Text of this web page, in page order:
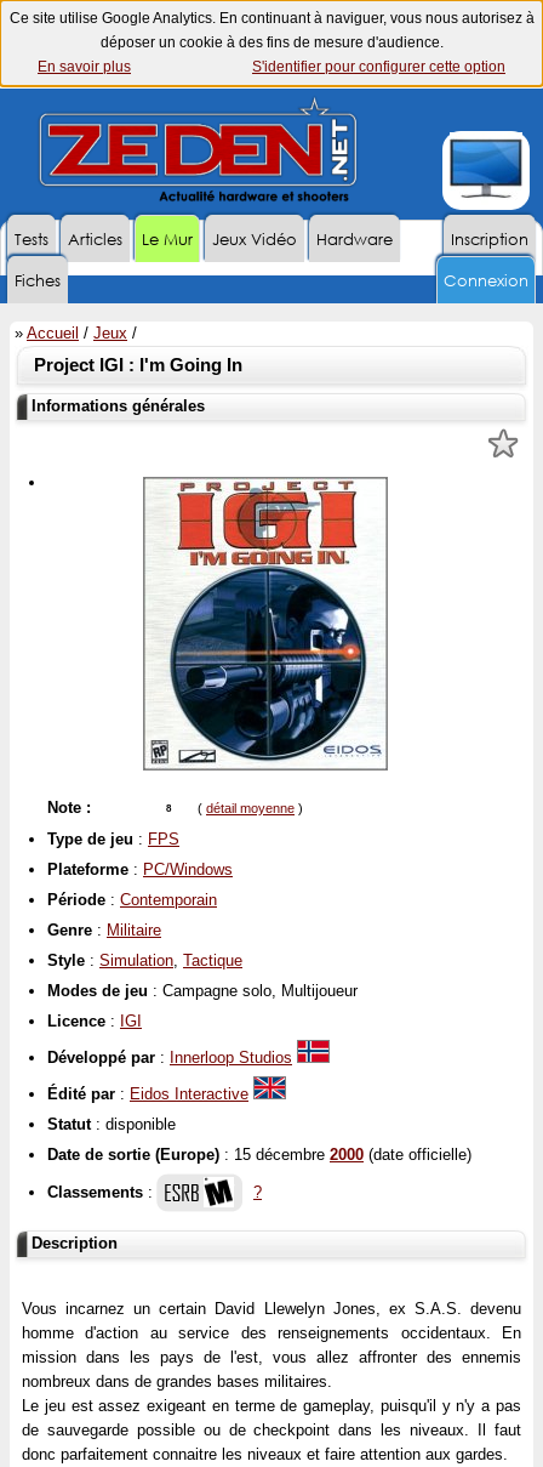
Ce site utilise Google Analytics. En continuant à naviguer, vous nous autorisez à
déposer un cookie à des fins de mesure d'audience.
En savoir plus
S'identifier pour configurer cette option
Inscription
Tests Articles Le Mur Jeux Vidéo
Hardware
Fiches
Connexion
» Accueil / Jeux /
Project IGI : I'm Going In
Informations générales
Note : 8 ( détail moyenne )
Type de jeu : FPS
Plateforme : PC/Windows
Période : Contemporain
Genre : Militaire
Style : Simulation, Tactique
Modes de jeu : Campagne solo, Multijoueur
Licence : IGI
Développé par : Innerloop Studios
Édité par : Eidos Interactive
Statut: disponible
Date de sortie (Europe) : 15 décembre 2000 (date officielle)
Classements : ?
Description
Vous incarnez un certain David Llewelyn Jones, ex S.A.S. devenu
homme d'action au service des renseignements occidentaux. En
mission dans les pays de l'est, vous allez affronter des ennemis
nombreux dans de grandes bases militaires.
Le jeu est assez exigeant en terme de gameplay, puisqu'il y n'y a pas
de sauvegarde possible ou de checkpoint dans les niveaux. Il faut
donc parfaitement connaitre les niveaux et faire attention aux gardes.